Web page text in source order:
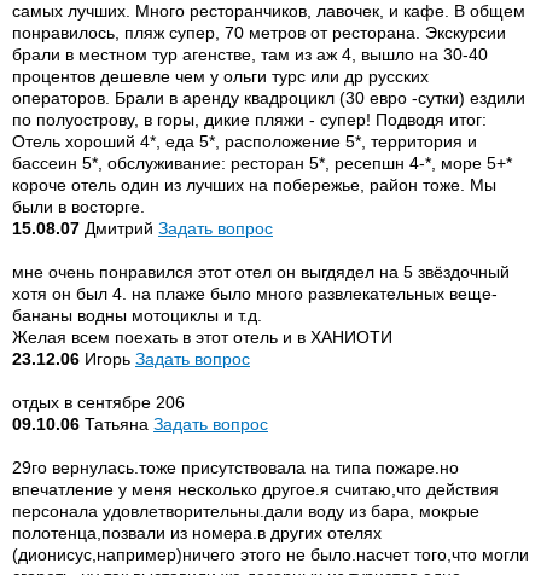
самых лучших. Много ресторанчиков, лавочек, и кафе. В общем
понравилось, пляж супер, 70 метров от ресторана. Экскурсии
брали в местном тур агенстве, там из аж 4, вышло на 30-40
процентов дешевле чем у ольги турс или др русских
операторов. Брали в аренду квадроцикл (30 евро -сутки) ездили
по полуострову, в горы, дикие пляжи - супер! Подводя итог:
Отель хороший 4*, еда 5*, расположение 5*, территория и
бассеин 5*, обслуживание: ресторан 5*, ресепшн 4-*, море 5+*
короче отель один из лучших на побережье, район тоже. Мы
были в восторге.
15.08.07 Дмитрий Задать вопрос
мне очень понравился этот отел он выгдядел на 5 звёздочный
хотя он был 4. на плаже было много развлекательных веще-
бананы водны мотоциклы и т.д.
Желая всем поехать в этот отель и в ХАНИОТИ
23.12.06 Игорь Задать вопрос
отдых в сентябре 206
09.10.06 Татьяна Задать вопрос
29го вернулась.тоже присутствовала на типа пожаре.но
впечатление у меня несколько другое.я считаю,что действия
персонала удовлетворительны.дали воду из бара, мокрые
полотенца,позвали из номера.в других отелях
(дионисус,например)ничего этого не было.насчет того,что могли